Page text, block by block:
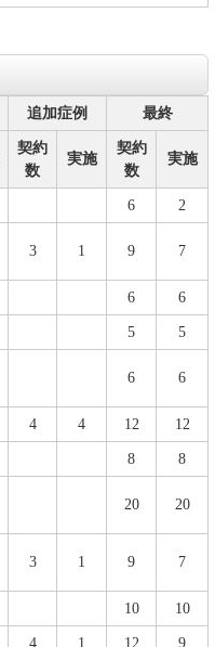
追加症例 最終
契約
数
実施
契約
数
実施
6 2
3 1 9 7
6 6
5 5
6 6
4 4 12 12
8 8
20 20
3 1 9 7
10 10
4 1 12 9